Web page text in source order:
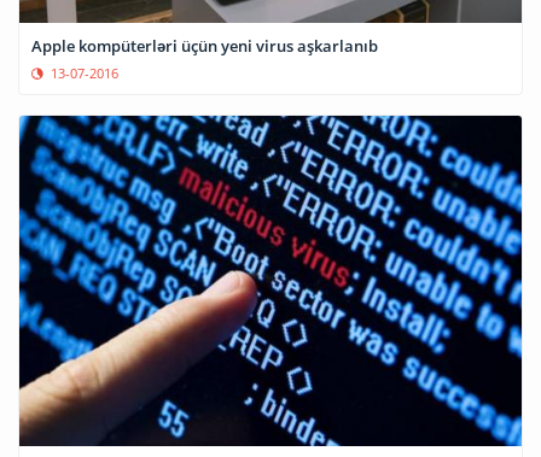
Apple kompüterləri üçün yeni virus aşkarlanıb
13-07-2016